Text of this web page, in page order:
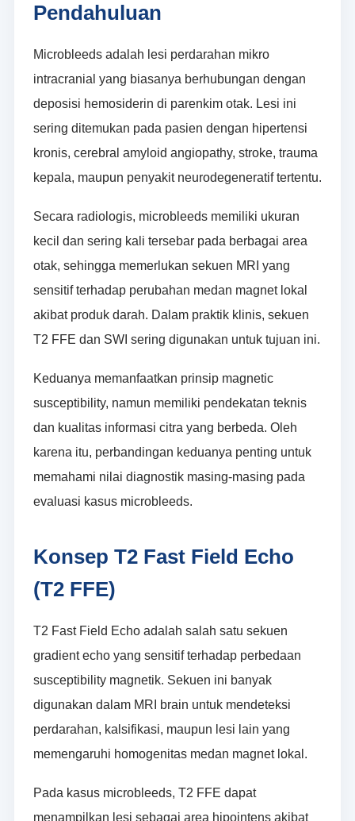
Pendahuluan
Microbleeds adalah lesi perdarahan mikro
intracranial yang biasanya berhubungan dengan
deposisi hemosiderin di parenkim otak. Lesi ini
sering ditemukan pada pasien dengan hipertensi
kronis, cerebral amyloid angiopathy, stroke, trauma
kepala, maupun penyakit neurodegeneratif tertentu.
Secara radiologis, microbleeds memiliki ukuran
kecil dan sering kali tersebar pada berbagai area
otak, sehingga memerlukan sekuen MRI yang
sensitif terhadap perubahan medan magnet lokal
akibat produk darah. Dalam praktik klinis, sekuen
T2 FFE dan SWI sering digunakan untuk tujuan ini.
Keduanya memanfaatkan prinsip magnetic
susceptibility, namun memiliki pendekatan teknis
dan kualitas informasi citra yang berbeda. Oleh
karena itu, perbandingan keduanya penting untuk
memahami nilai diagnostik masing-masing pada
evaluasi kasus microbleeds.
Konsep T2 Fast Field Echo
(T2 FFE)
T2 Fast Field Echo adalah salah satu sekuen
gradient echo yang sensitif terhadap perbedaan
susceptibility magnetik. Sekuen ini banyak
digunakan dalam MRI brain untuk mendeteksi
perdarahan, kalsifikasi, maupun lesi lain yang
memengaruhi homogenitas medan magnet lokal.
Pada kasus microbleeds, T2 FFE dapat
menampilkan lesi sebagai area hipointens akibat